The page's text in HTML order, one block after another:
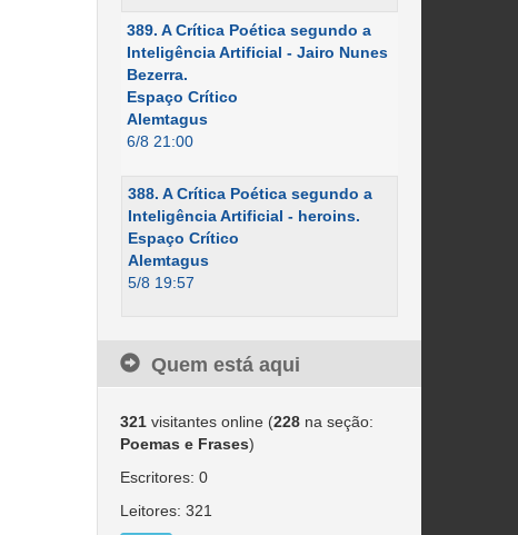
389. A Crítica Poética segundo a
Inteligência Artificial - Jairo Nunes
Bezerra.
Espaço Crítico
Alemtagus
6/8 21:00
388. A Crítica Poética segundo a
Inteligência Artificial - heroins.
Espaço Crítico
Alemtagus
5/8 19:57
Quem está aqui
321visitantes online (228na seção:
Poemas e Frases)
Escritores: 0
Leitores: 321